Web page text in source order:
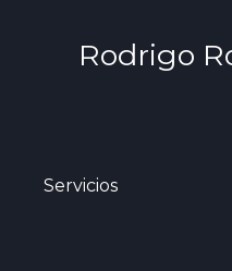
Rodrigo
Servicios